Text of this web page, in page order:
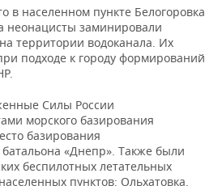
в населенном пункте Белогоровка
неонацисты заминировали
территории водоканала. Их
подходе к городу формирований
Силы России
морского базирования
базирования
«Днепр». Также были
беспилотных летательных
пунктов: Ольхатовка,